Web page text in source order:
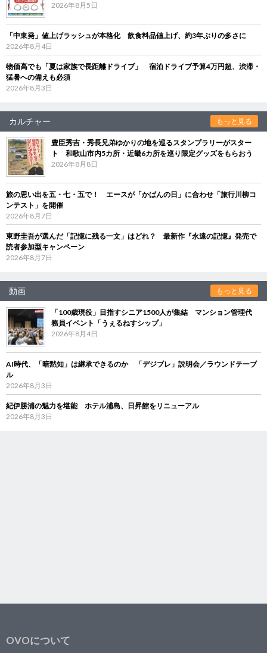
2026年8月5日
「中東発」値上げラッシュが本格化 飲食料品値上げ、約3年ぶりの多さに
2026年8月4日
物価高でも「夏は家族で長距離ドライブ」 宿泊ドライブ予算4万円超、渋滞・
猛暑への備えも必須
2026年8月3日
カルチャー もっと見る
豊臣秀吉・秀長兄弟ゆかりの地を巡るスタンプラリーがスター
ト 和歌山市内5カ所・近畿6カ所を巡り限定グッズをもらおう
2026年8月8日
旅の思い出を五・七・五で！ エースが「かばんの日」に合わせ「旅行川柳コ
ンテスト」を開催
2026年8月7日
東野圭吾が選んだ「記憶に残る一文」はどれ？ 最新作『永遠の記憶』発売で
読者参加型キャンペーン
2026年8月7日
動画 もっと見る
「100歳現役」目指すシニア1500人が集結 マンション管理代
務員イベント「うぇるねすシップ」
2026年8月4日
AI時代、「暗黙知」は継承できるのか 「デジブレ」説明会／ラウンドテーブ
ル
2026年8月3日
紀伊勝浦の魅力を堪能 ホテル浦島、日昇館をリニューアル
2026年8月3日
OVOについて